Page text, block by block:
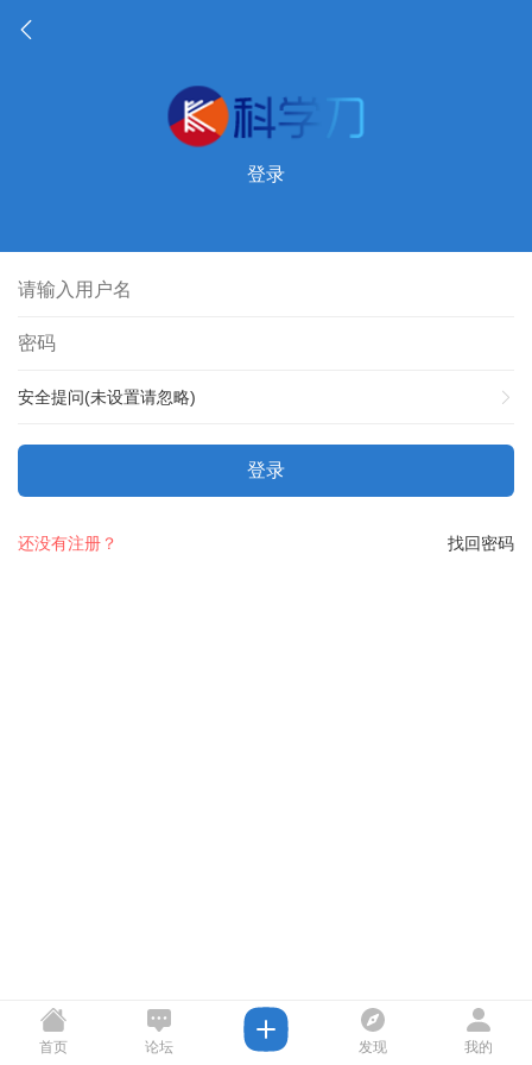
登录
安全提问(未设置请忽略)
登录
找回密码
还没有注册？
首页 论坛 发现 我的